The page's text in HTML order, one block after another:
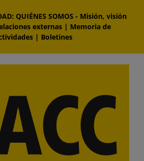
QUIÉNES SOMOS - Misión, visión
externas | Memoria de
| Boletines